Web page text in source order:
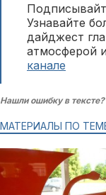
Узнавайте
дайджест
атмосферой
канале
Нашли ошибку в тексте?
МАТЕРИАЛЫ ПО